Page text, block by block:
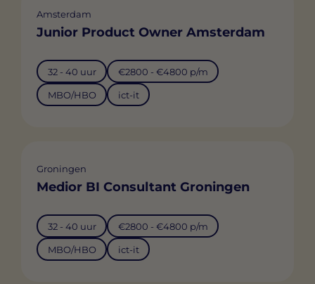
Amsterdam
Junior Product Owner Amsterdam
32 - 40 uur €2800 - €4800 p/m
MBO/HBO ict-it
Groningen
Medior BI Consultant Groningen
32 - 40 uur €2800 - €4800 p/m
MBO/HBO ict-it